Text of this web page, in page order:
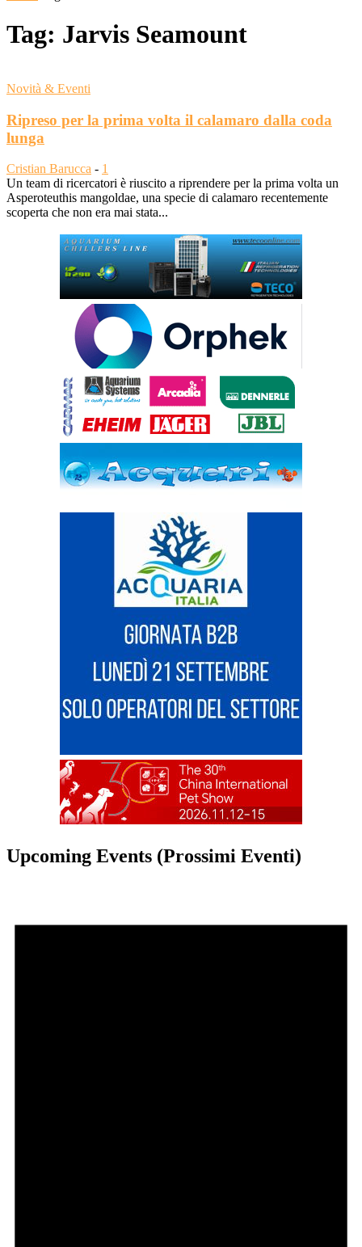
Tag: Jarvis Seamount
Novità & Eventi
Ripreso per la prima volta il calamaro dalla coda
lunga
Cristian Barucca - 1
Un team di ricercatori è riuscito a riprendere per la prima volta un
Asperoteuthis mangoldae, una specie di calamaro recentemente
scoperta che non era mai stata...
Upcoming Events (Prossimi Eventi)